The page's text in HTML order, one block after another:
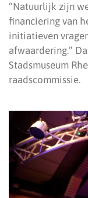
“Natuurlijk zijn
financiering van
initiatieven
afwaardering.”
Stadsmuseum
raadscommissie.